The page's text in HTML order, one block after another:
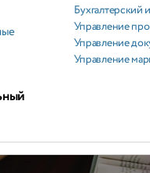
Бухгалтерский
Управление
Управление
Управление